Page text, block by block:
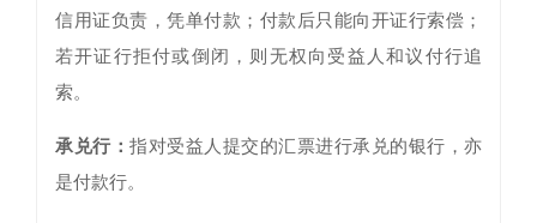
信用证负责，凭单付款；付款后只能向开证行索偿；
若开证行拒付或倒闭，则无权向受益人和议付行追
索。
承兑行： 指对受益人提交的汇票进行承兑的银行，亦
是付款行。